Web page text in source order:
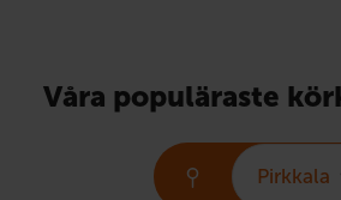
Våra populäraste
Pirkkala